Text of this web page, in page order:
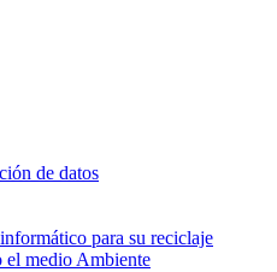
de datos
para su reciclaje
el medio Ambiente